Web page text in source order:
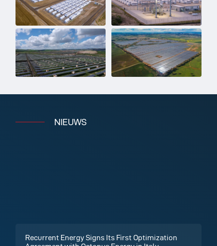
NIEUWS
Recurrent Energy Signs Its First Optimization